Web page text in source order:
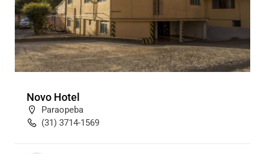
Novo Hotel
Paraopeba
(31) 3714-1569